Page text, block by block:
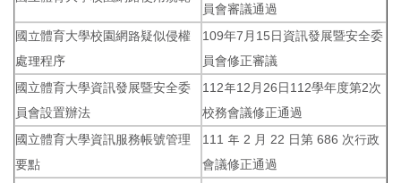
員會審議通過
國立體育大學校園網路疑似侵權
處理程序
109年7月15日資訊發展暨安全委
員會修正審議
國立體育大學資訊發展暨安全委
員會設置辦法
112年12月26日112學年度第2次
校務會議修正通過
國立體育大學資訊服務帳號管理
要點
111 年 2 月 22 日第 686 次行政
會議修正通過